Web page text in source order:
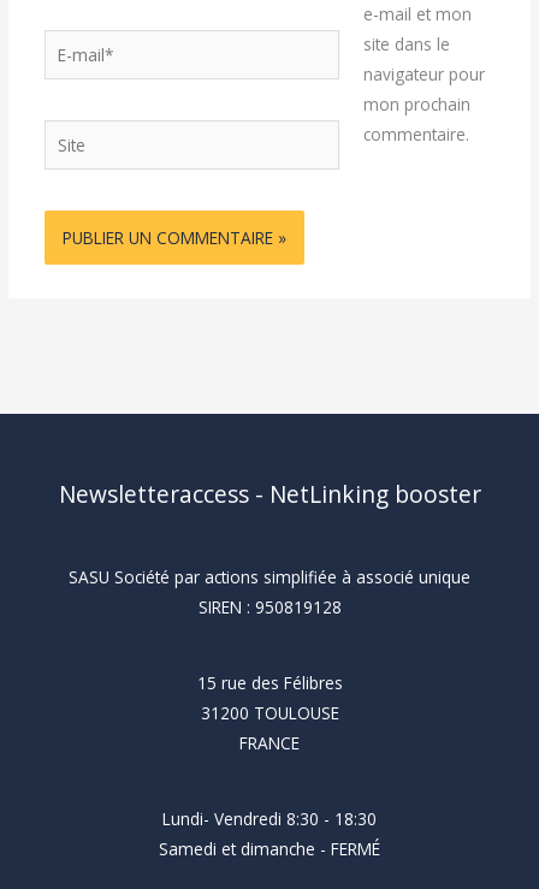
mail*
Site
e-mail et mon
site dans le
navigateur pour
mon prochain
commentaire.
Newsletteraccess - NetLinking booster
SASU Société par actions simplifiée à associé unique
SIREN : 950819128
15 rue des Félibres
31200 TOULOUSE
FRANCE
Lundi- Vendredi 8:30 - 18:30
Samedi et dimanche - FERMÉ